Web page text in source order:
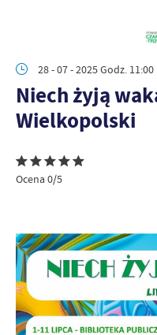
28 - 07 - 2025 Godz. 11:00
Niech żyją
Wielkopolski
Ocena 0/5